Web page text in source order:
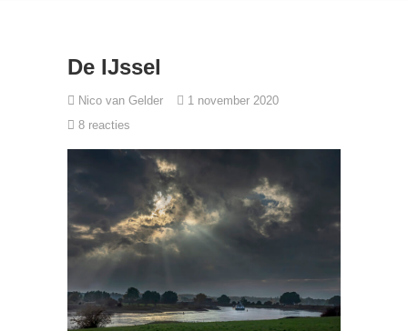
De IJssel
Nico van Gelder
1 november 2020
8 reacties